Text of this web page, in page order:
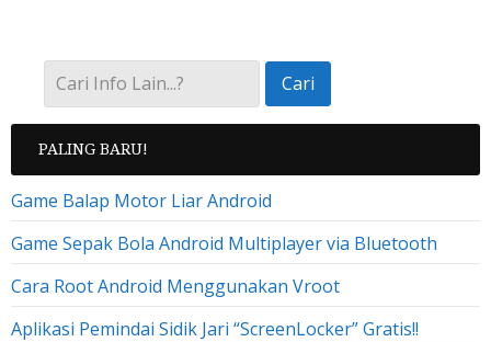
PALING BARU!
Game Balap Motor Liar Android
Game Sepak Bola Android Multiplayer via Bluetooth
Cara Root Android Menggunakan Vroot
Aplikasi Pemindai Sidik Jari “ScreenLocker” Gratis!!